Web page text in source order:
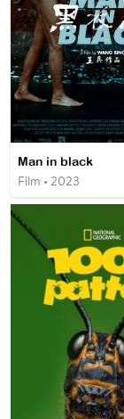
Man in black
Film • 2023